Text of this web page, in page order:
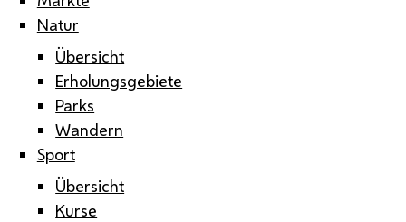
Natur
Übersicht
Erholungsgebiete
Parks
Wandern
Sport
Übersicht
Kurse